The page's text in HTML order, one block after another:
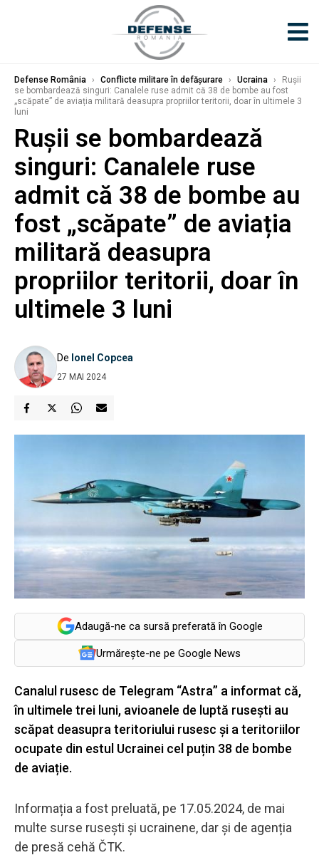
Defense România › Conflicte militare în defășurare › Ucraina ›
Rușii
se bombardează singuri: Canalele ruse admit că 38 de bombe au fost
„scăpate” de aviația militară deasupra propriilor teritorii, doar în ultimele 3
luni
Rușii se bombardează
singuri: Canalele ruse
admit că 38 de bombe au
fost „scăpate” de aviația
militară deasupra
propriilor teritorii, doar în
ultimele 3 luni
De Ionel Copcea
27 MAI 2024
Adaugă-ne ca sursă preferată în Google
Urmărește-ne pe Google News
Canalul rusesc de Telegram “Astra” a informat că,
în ultimele trei luni, avioanele de luptă rusești au
scăpat deasupra teritoriului rusesc și a teritoriilor
ocupate din estul Ucrainei cel puțin 38 de bombe
de aviație.
Informația a fost preluată, pe 17.05.2024, de mai
multe surse rusești și ucrainene, dar și de agenția
de presă cehă ČTK.